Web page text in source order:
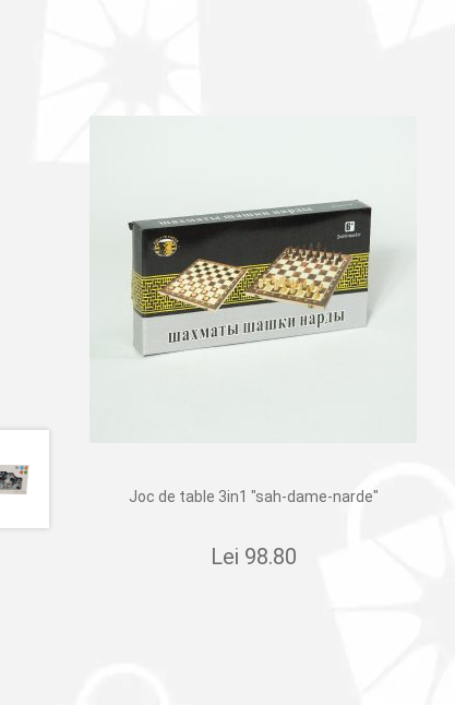
Joc de table 3in1 "sah-dame-narde"
Lei 98.80